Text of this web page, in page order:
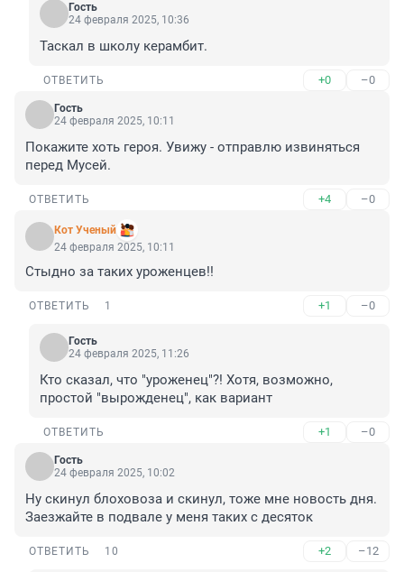
Гость
24 февраля 2025, 10:36
Таскал в школу керамбит.
ОТВЕТИТЬ +0 –0
Гость
24 февраля 2025, 10:11
Покажите хоть героя. Увижу - отправлю извиняться
перед Мусей.
ОТВЕТИТЬ +4 –0
Кот Ученый
24 февраля 2025, 10:11
Стыдно за таких уроженцев!!
ОТВЕТИТЬ 1 +1 –0
Гость
24 февраля 2025, 11:26
Кто сказал, что "уроженец"?! Хотя, возможно,
простой "вырожденец", как вариант
ОТВЕТИТЬ +1 –0
Гость
24 февраля 2025, 10:02
Ну скинул блоховоза и скинул, тоже мне новость дня.
Заезжайте в подвале у меня таких с десяток
ОТВЕТИТЬ 10 +2 –12